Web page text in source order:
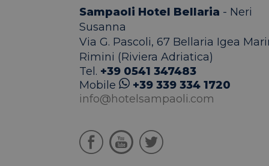
Sampaoli Hotel Bellaria - Neri
Susanna
Via G. Pascoli, 67 Bellaria Igea
Rimini (Riviera Adriatica)
Tel. +39 0541 347483
Mobile
+39 339 334 1720
info@hotelsampaoli.com